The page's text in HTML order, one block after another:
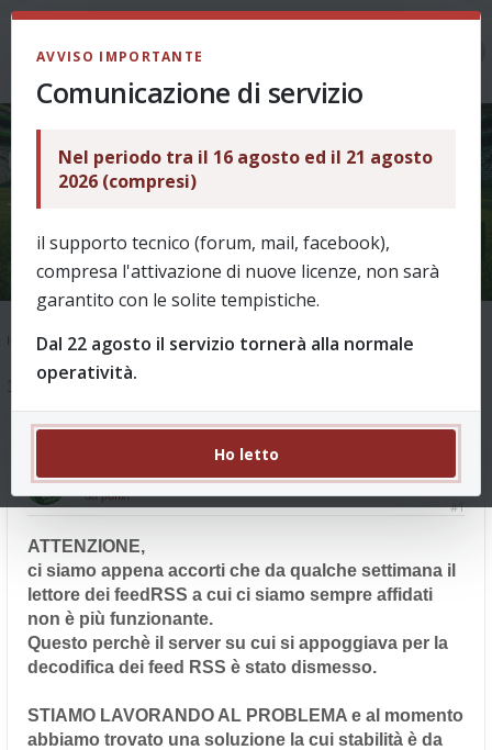
IMPORTANTE: WIDGET FEED RSS
- IN FASE DI TEST
Indice Supporto Ask & Help Come funziona? - archivio fino al 2025/26
1 messaggio
IMPORTANTE: WIDGET FEED RSS - IN FASE DI TEST
#1
dapuffin
ATTENZIONE,
ci siamo appena accorti che da qualche settimana il
lettore dei feedRSS a cui ci siamo sempre affidati
non è più funzionante.
Questo perchè il server su cui si appoggiava per la
decodifica dei feed RSS è stato dismesso.
STIAMO LAVORANDO AL PROBLEMA e al momento
abbiamo trovato una soluzione la cui stabilità è da
AVVISO IMPORTANTE
Comunicazione di servizio
Nel periodo tra il 16 agosto ed il 21 agosto
2026 (compresi)
il supporto tecnico (forum, mail, facebook),
compresa l'attivazione di nuove licenze, non sarà
garantito con le solite tempistiche.
Dal 22 agosto il servizio tornerà alla normale
operatività.
Ho letto